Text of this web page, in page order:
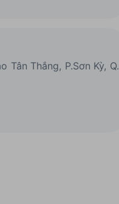
Thắng, P.Sơn Kỳ, Q.